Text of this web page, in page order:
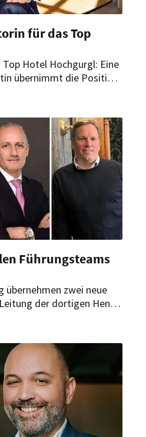
für das Top
Hotel Hochgurgl: Eine
übernimmt die Position
weiterentwickeln
im Premiumsegment
Führungsteams
übernehmen zwei neue
der dortigen Henri-